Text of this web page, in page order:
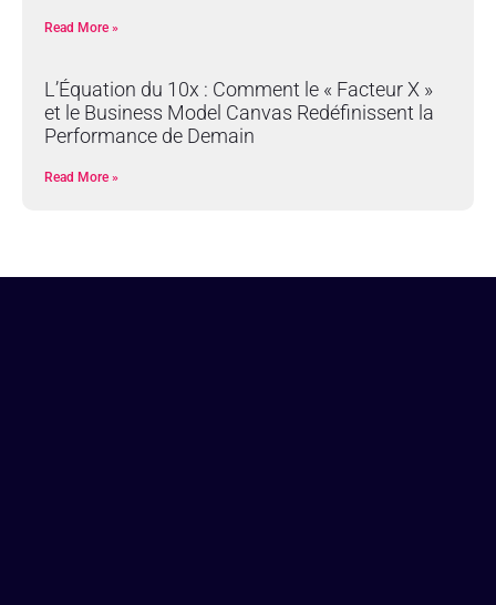
Read More »
L’Équation du 10x : Comment le « Facteur X »
et le Business Model Canvas Redéfinissent la
Performance de Demain
Read More »